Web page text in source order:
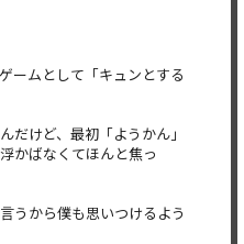
ームとして「キュンとする
だけど、最初「ようかん」
かばなくてほんと焦っ
うから僕も思いつけるよう